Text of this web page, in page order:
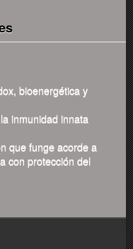
bioenergética y
inmunidad innata
que funge acorde a
con protección del